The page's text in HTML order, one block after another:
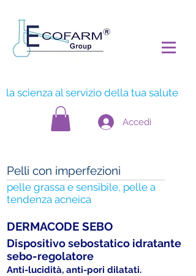
la scienza al servizio della tua salute
Accedi
Pelli con imperfezioni
pelle grassa e sensibile, pelle a
tendenza acneica
DERMACODE SEBO
Dispositivo sebostatico idratante
sebo-regolatore
Anti-lucidità, anti-pori dilatati.